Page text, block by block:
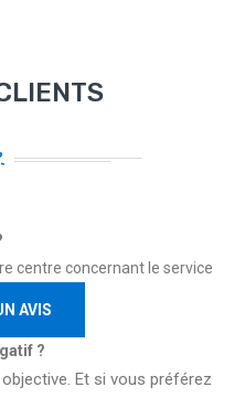
centre concernant le service
AVIS
?
Et si vous préférez